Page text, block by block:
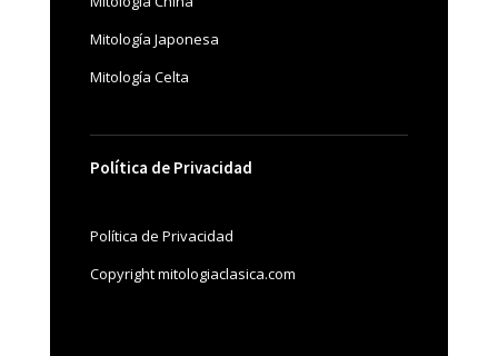
Mitología Japonesa
Mitología Celta
Política de Privacidad
Política de Privacidad
Copyright mitologiaclasica.com